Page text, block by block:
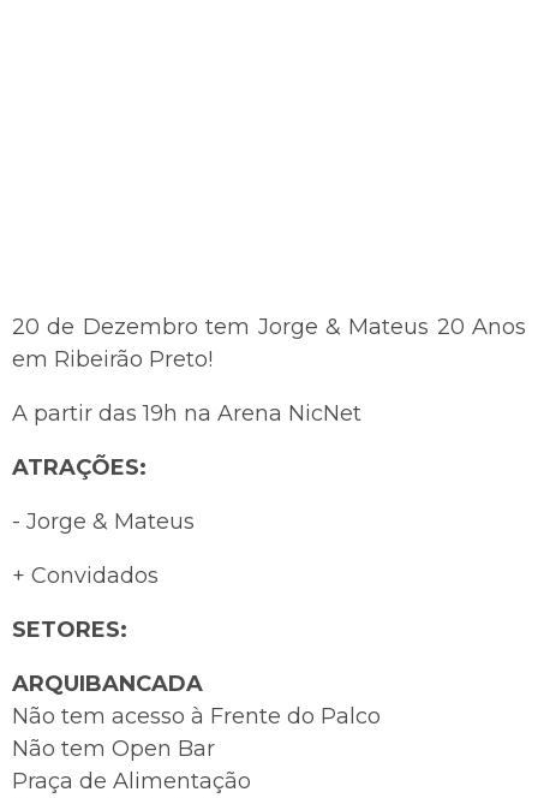
20 de Dezembro tem Jorge & Mateus 20 Anos
em Ribeirão Preto!
A partir das 19h na Arena NicNet
ATRAÇÕES:
- Jorge & Mateus
+ Convidados
SETORES:
ARQUIBANCADA
Não tem acesso à Frente do Palco
Não tem Open Bar
Praça de Alimentação